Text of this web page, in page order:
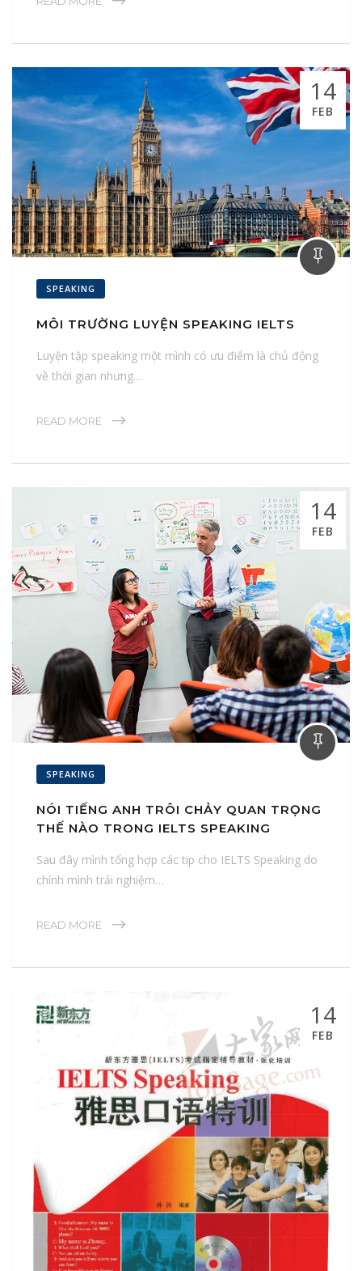
14
FEB
SPEAKING
MÔI TRƯỜNG LUYỆN SPEAKING IELTS
Luyện tập speaking một mình có ưu điểm là chủ động
về thời gian nhưng…
READ MORE
14
FEB
SPEAKING
NÓI TIẾNG ANH TRÔI CHẢY QUAN TRỌNG
THẾ NÀO TRONG IELTS SPEAKING
Sau đây mình tổng hợp các tip cho IELTS Speaking do
chính mình trải nghiệm…
READ MORE
14
FEB